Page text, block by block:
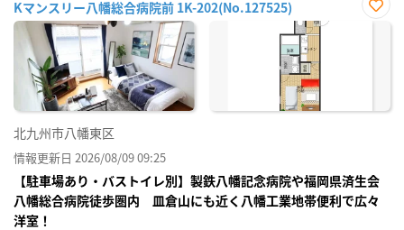
Kマンスリー八幡総合病院前 1K-202(No.127525)
お気
北九州市八幡東区
情報更新日 2026/08/09 09:25
【駐車場あり・バストイレ別】製鉄八幡記念病院や福岡県済生会
八幡総合病院徒歩圏内 皿倉山にも近く八幡工業地帯便利で広々
洋室！